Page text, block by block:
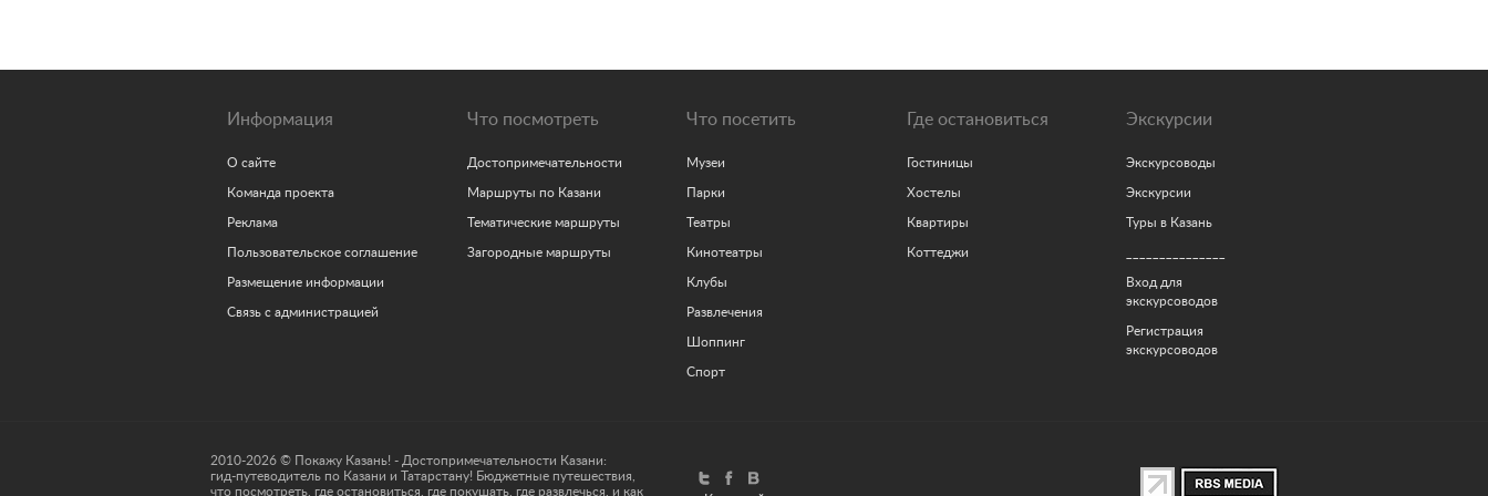
Информация
О сайте
Команда проекта
Реклама
Пользовательское соглашение
Размещение информации
Связь с администрацией
Что посмотреть
Достопримечательности
Маршруты по Казани
Тематические маршруты
Загородные маршруты
Что посетить
Музеи
Парки
Театры
Кинотеатры
Клубы
Развлечения
Шоппинг
Спорт
Где остановиться
Гостиницы
Хостелы
Квартиры
Коттеджи
Экскурсии
Экскурсоводы
Экскурсии
Туры в Казань
Вход для
экскурсоводов
Регистрация
экскурсоводов
2010-2026 © Покажу Казань! - Достопримечательности Казани:
гид-путеводитель по Казани и Татарстану! Бюджетные путешествия,
что посмотреть, где остановиться, где покушать, где развлечься, и как